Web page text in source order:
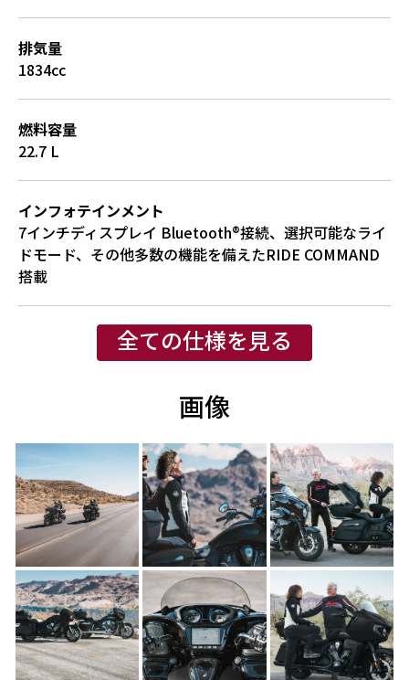
排気量
1834cc
燃料容量
22.7 L
インフォテインメント
7インチディスプレイ Bluetooth®接続、選択可能なライ
ドモード、その他多数の機能を備えたRIDE COMMAND
搭載
全ての仕様を見る
画像